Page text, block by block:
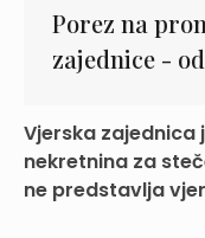
Porez na
zajednice -
Vjerska zajednica
nekretnina za
ne predstavlja